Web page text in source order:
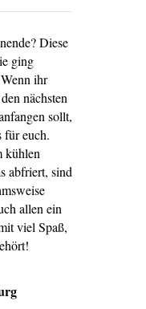
Diese
ging
ihr
nächsten
sollt,
für euch.
kühlen
abfriert, sind
allen ein
viel Spaß,